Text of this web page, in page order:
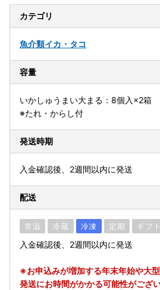
カテゴリ
魚介類イカ・タコ
容量
いかしゅうまい大まる：8個入×2箱
※たれ・からし付
発送時期
入金確認後、2週間以内に発送
配送
常温 冷蔵 冷凍 定期 ギフト
入金確認後、2週間以内に発送
※お申込みが増加する年末年始や大
発送にお時間がかかる可能性がござい